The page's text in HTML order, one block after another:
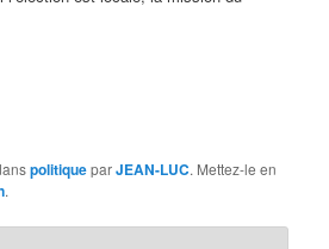
politiqueparJEAN-LUC. Mettez-le en
.